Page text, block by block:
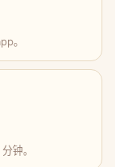
。
钟。